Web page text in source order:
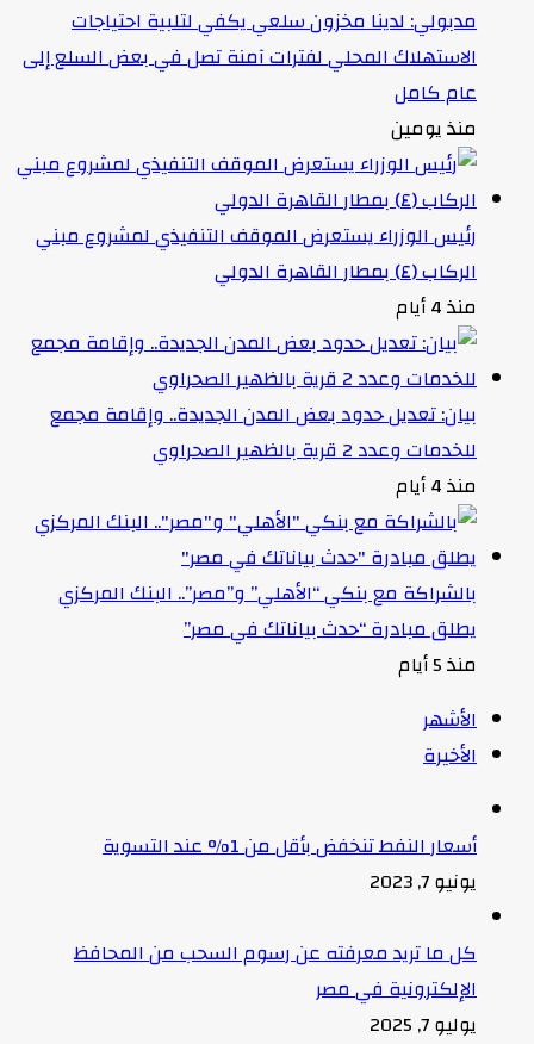
مدبولي: لدينا مخزون سلعي يكفي لتلبية احتياجات
الاستهلاك المحلي لفترات آمنة تصل في بعض السلع إلى
عام كامل
منذ يومين
رئيس الوزراء يستعرض الموقف التنفيذي لمشروع مبني
الركاب (٤) بمطار القاهرة الدولي
منذ 4 أيام
بيان: تعديل حدود بعض المدن الجديدة.. وإقامة مجمع
للخدمات وعدد 2 قرية بالظهير الصحراوي
منذ 4 أيام
بالشراكة مع بنكي “الأهلي” و”مصر”.. البنك المركزي
يطلق مبادرة “حدث بياناتك في مصر”
منذ 5 أيام
الأشهر
الأخيرة
أسعار النفط تنخفض بأقل من 1% عند التسوية
يونيو 7, 2023
كل ما تريد معرفته عن رسوم السحب من المحافظ
الإلكترونية في مصر
يوليو 7, 2025